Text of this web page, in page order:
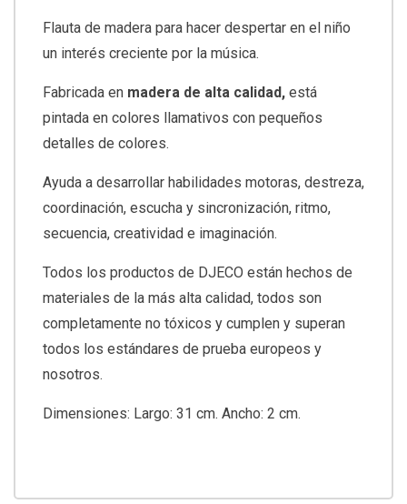
Flauta de madera para hacer despertar en el niño
un interés creciente por la música.
Fabricada en madera de alta calidad, está
pintada en colores llamativos con pequeños
detalles de colores.
Ayuda a desarrollar habilidades motoras, destreza,
coordinación, escucha y sincronización, ritmo,
secuencia, creatividad e imaginación.
Todos los productos de DJECO están hechos de
materiales de la más alta calidad, todos son
completamente no tóxicos y cumplen y superan
todos los estándares de prueba europeos y
nosotros.
Dimensiones: Largo: 31 cm. Ancho: 2 cm.